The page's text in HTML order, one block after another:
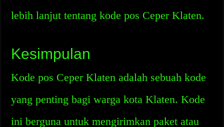
lebih lanjut tentang kode pos Ceper Klaten.
Kesimpulan
Kode pos Ceper Klaten adalah sebuah kode
yang penting bagi warga kota Klaten. Kode
ini berguna untuk mengirimkan paket atau